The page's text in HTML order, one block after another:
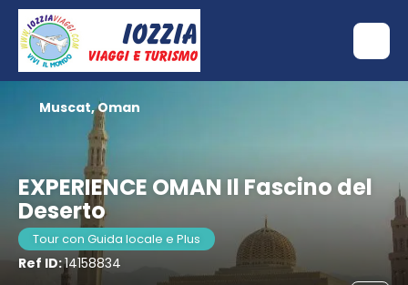
EXPERIENCE OMAN Il Fascino del
Deserto
Tour con Guida locale e Plus
Ref ID:14158834
Muscat, Oman